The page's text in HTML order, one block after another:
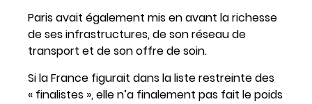
Paris avait également mis en avant la richesse
de ses infrastructures, de son réseau de
transport et de son offre de soin.
Si la France figurait dans la liste restreinte des
« finalistes », elle n’a finalement pas fait le poids